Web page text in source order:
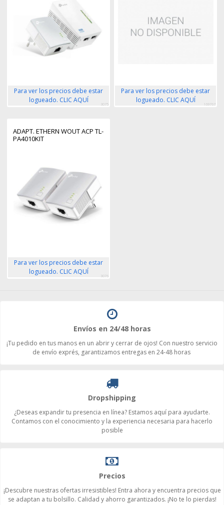
Para ver los precios debe estar
logueado. CLIC AQUÍ
3075
Para ver los precios debe estar
logueado. CLIC AQUÍ
169767
ADAPT. ETHERN WOUT ACP TL-
PA4010KIT
Para ver los precios debe estar
logueado. CLIC AQUÍ
3076
Envíos en 24/48 horas
¡Tu pedido en tus manos en un abrir y cerrar de ojos! Con nuestro servicio
de envío exprés, garantizamos entregas en 24-48 horas
Dropshipping
¿Deseas expandir tu presencia en línea? Estamos aquí para ayudarte.
Contamos con el conocimiento y la experiencia necesaria para hacerlo
posible
Precios
¡Descubre nuestras ofertas irresistibles! Entra ahora y encuentra precios que
se adaptan a tu bolsillo. Calidad y ahorro garantizados. ¡No te lo pierdas!